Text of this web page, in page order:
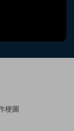
梗圖